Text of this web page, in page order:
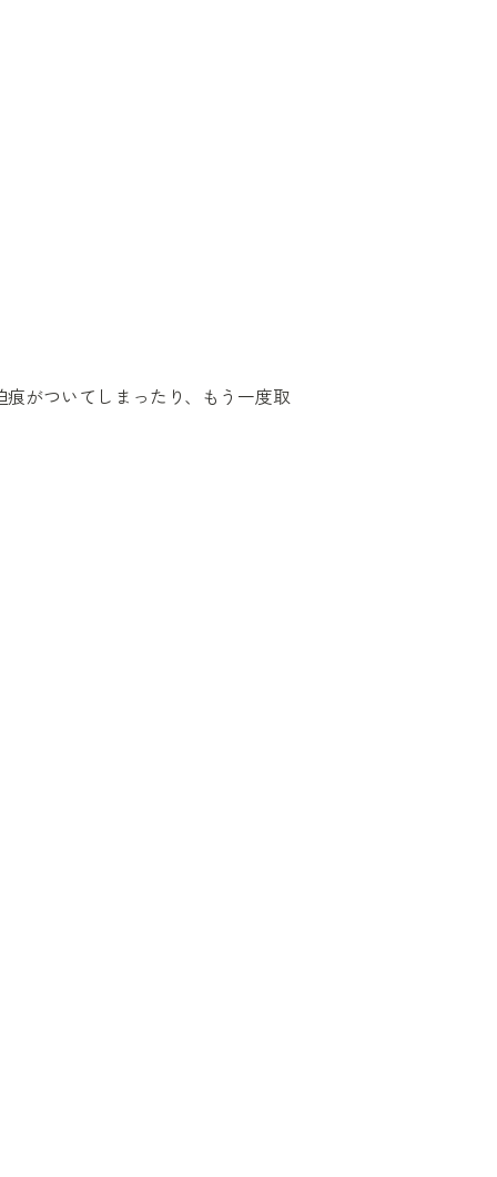
がついてしまったり、もう一度取